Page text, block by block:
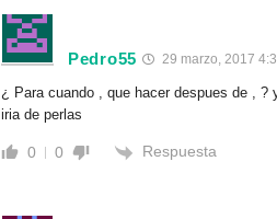
Pedro55 29 marzo, 2017
¿ Para cuando , que hacer despues de , ?
iria de perlas
0 0 Respuesta